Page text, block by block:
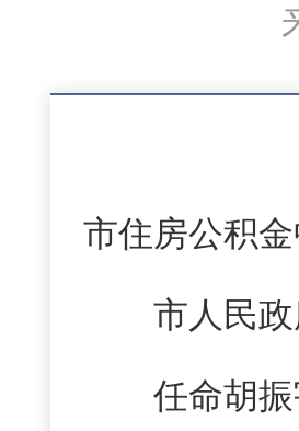
市住房公积金
市人民政
任命胡